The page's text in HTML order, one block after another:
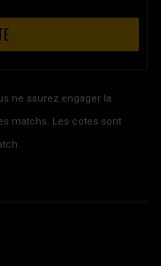
ne saurez engager la
matchs. Les cotes sont